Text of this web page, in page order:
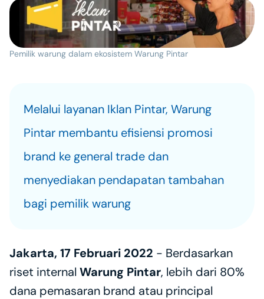
Pemilik warung dalam ekosistem Warung Pintar
Melalui layanan Iklan Pintar, Warung
Pintar membantu efisiensi promosi
brand ke general trade dan
menyediakan pendapatan tambahan
bagi pemilik warung
Jakarta, 17 Februari 2022 - Berdasarkan
riset internal Warung Pintar, lebih dari 80%
dana pemasaran brand atau principal